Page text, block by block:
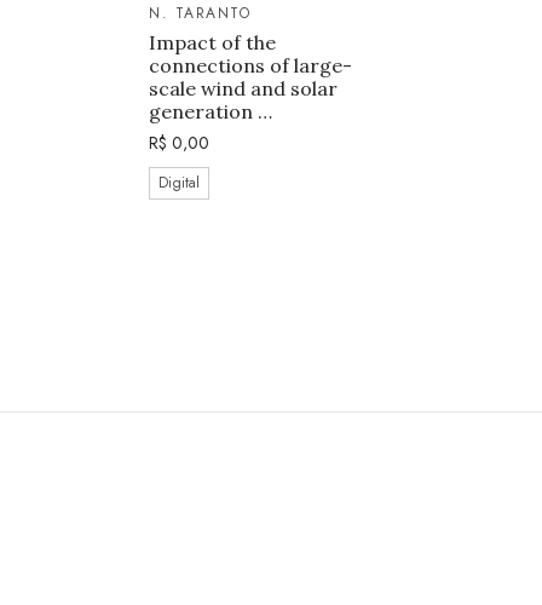
N. TARANTO
Impact of the
connections of large-
scale wind and solar
generation …
R$ 0,00
Digital